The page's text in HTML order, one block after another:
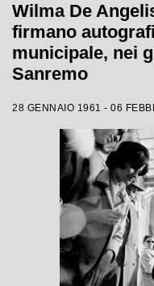
Wilma De
firmano
municipale, nei
Sanremo
28 GENNAIO 1961 - 06